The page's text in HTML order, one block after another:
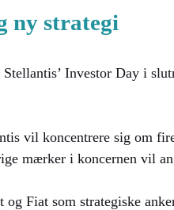
ny strategi
Investor Day i
vil koncentrere sig om
mærker i koncernen vil
og Fiat som strategiske